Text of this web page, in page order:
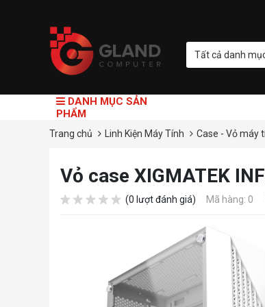
Tất cả danh
DANH MỤC SẢN
PHẨM
Trang chủ Linh Kiện Máy Tính Case - Vỏ máy
Vỏ case XIGMATEK
(0 lượt đánh giá) Mã hàng: 0